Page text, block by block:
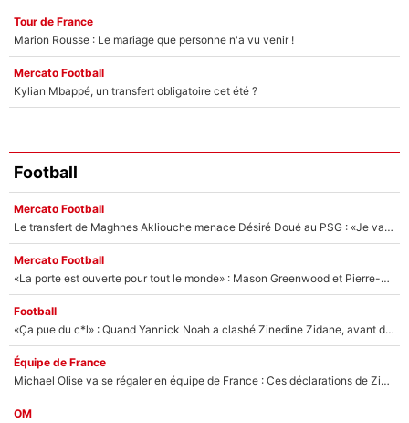
Tour de France
Marion Rousse : Le mariage que personne n'a vu venir !
Mercato Football
Kylian Mbappé, un transfert obligatoire cet été ?
Football
Mercato Football
Le transfert de Maghnes Akliouche menace Désiré Doué au PSG : «Je valide à 200%»
Mercato Football
«La porte est ouverte pour tout le monde» : Mason Greenwood et Pierre-Emerick Aubameyang ont quitté l'OM, Amine Gouiri balance sur la suite du mercato et sur la réaction du vestiaire !
Football
«Ça pue du c*l» : Quand Yannick Noah a clashé Zinedine Zidane, avant de se faire recadrer par le nouveau sélectionneur de l'équipe de France !
Équipe de France
Michael Olise va se régaler en équipe de France : Ces déclarations de Zinedine Zidane qui prouvent qu'il va tout miser sur la star du Bayern Munich !
OM